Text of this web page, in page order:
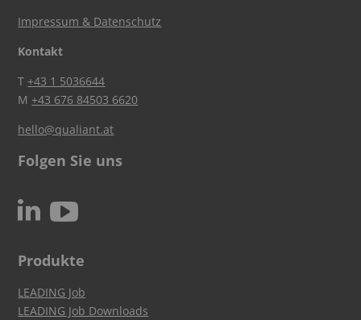
Impressum & Datenschutz
Kontakt
T+43 1 5036644
M+43 676 84503 6620
hello@qualiant.at
Folgen Sie uns
N c
Produkte
LEADING Job
LEADING Job Downloads